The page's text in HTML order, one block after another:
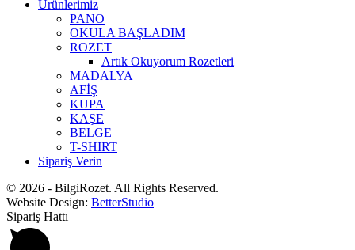
Ürünlerimiz
PANO
OKULA BAŞLADIM
ROZET
Artık Okuyorum Rozetleri
MADALYA
AFİŞ
KUPA
KAŞE
BELGE
T-SHIRT
Sipariş Verin
© 2026 - BilgiRozet. All Rights Reserved.
Website Design: BetterStudio
Sipariş Hattı